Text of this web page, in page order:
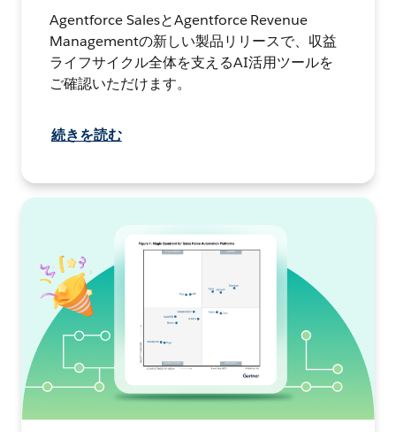
Agentforce SalesとAgentforce Revenue
Managementの新しい製品リリースで、収益
ライフサイクル全体を支えるAI活用ツールを
ご確認いただけます。
続きを読む